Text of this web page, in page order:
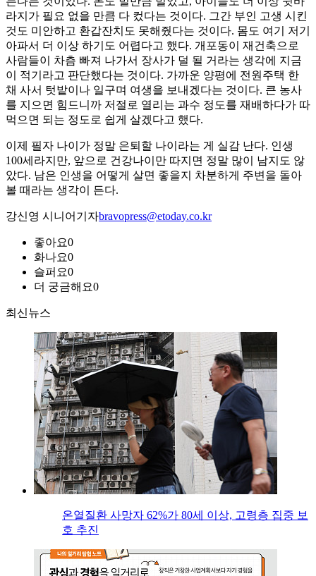
라지가 필요 없을 만큼 다 컸다는 것이다. 그간 부인 고생 시킨
것도 미안하고 환갑잔치도 못해줬다는 것이다. 몸도 여기 저기
아파서 더 이상 하기도 어렵다고 했다. 개포동이 재건축으로
사람들이 차츰 빠져 나가서 장사가 덜 될 거라는 생각에 지금
이 적기라고 판단했다는 것이다. 가까운 양평에 전원주택 한
채 사서 텃밭이나 일구며 여생을 보내겠다는 것이다. 큰 농사
를 지으면 힘드니까 저절로 열리는 과수 정도를 재배하다가 따
먹으면 되는 정도로 쉽게 살겠다고 했다.
이제 필자 나이가 정말 은퇴할 나이라는 게 실감 난다. 인생
100세라지만, 앞으로 건강나이만 따지면 정말 많이 남지도 않
았다. 남은 인생을 어떻게 살면 좋을지 차분하게 주변을 돌아
볼 때라는 생각이 든다.
강신영 시니어기자bravopress@etoday.co.kr
좋아요0
화나요0
슬퍼요0
더 궁금해요0
최신뉴스
온열질환 사망자 62%가 80세 이상, 고령층 집중 보
호 추진